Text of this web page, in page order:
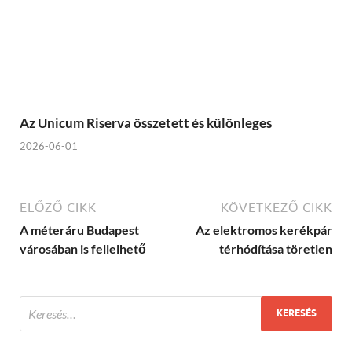
Az Unicum Riserva összetett és különleges
2026-06-01
ELŐZŐ CIKK
A méteráru Budapest
városában is fellelhető
KÖVETKEZŐ CIKK
Az elektromos kerékpár
térhódítása töretlen